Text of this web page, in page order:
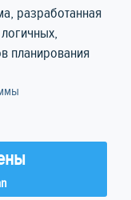
разработанная
планирования